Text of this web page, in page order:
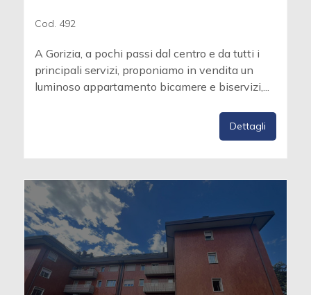
Cod. 492
A Gorizia, a pochi passi dal centro e da tutti i
principali servizi, proponiamo in vendita un
luminoso appartamento bicamere e biservizi,...
Dettagli